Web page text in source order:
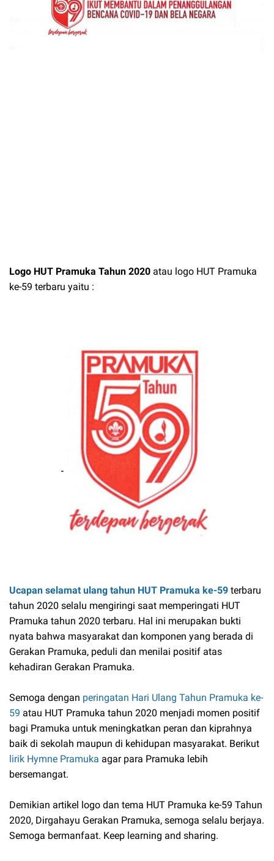
Logo HUT Pramuka Tahun 2020 atau logo HUT Pramuka
ke-59 terbaru yaitu :
Ucapan selamat ulang tahun HUT Pramuka ke-59 terbaru
tahun 2020 selalu mengiringi saat memperingati HUT
Pramuka tahun 2020 terbaru. Hal ini merupakan bukti
nyata bahwa masyarakat dan komponen yang berada di
Gerakan Pramuka, peduli dan menilai positif atas
kehadiran Gerakan Pramuka.
Semoga dengan peringatan Hari Ulang Tahun Pramuka ke-
59 atau HUT Pramuka tahun 2020 menjadi momen positif
bagi Pramuka untuk meningkatkan peran dan kiprahnya
baik di sekolah maupun di kehidupan masyarakat. Berikut
lirik Hymne Pramuka agar para Pramuka lebih
bersemangat.
Demikian artikel logo dan tema HUT Pramuka ke-59 Tahun
2020, Dirgahayu Gerakan Pramuka, semoga selalu berjaya.
Semoga bermanfaat. Keep learning and sharing.